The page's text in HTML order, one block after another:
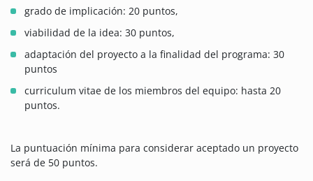
grado de implicación: 20 puntos,
viabilidad de la idea: 30 puntos,
adaptación del proyecto a la finalidad del programa: 30
puntos
curriculum vitae de los miembros del equipo: hasta 20
puntos.
La puntuación mínima para considerar aceptado un proyecto
será de 50 puntos.